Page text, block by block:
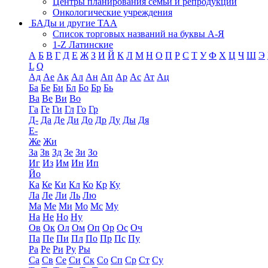
Онкологические учреждения
БАДы и другие ТАА
Список торговых названий на буквы А-Я
1-Z Латинские
А Б В Г Д Е Ж З И Й К Л М Н О П Р С Т У Ф Х Ц Ч Ш Э
L Q
Ад Ае Ак Ал Ан Ап Ар Ас Ат Ац
Ба Бе Би Бл Бо Бр Бь
Ва Ве Ви Во
Га Ге Ги Гл Го Гр
Д- Да Де Ди До Др Ду Ды Дя
Е-
Же Жи
За Зв Зд Зе Зи Зо
Иг Из Им Ин Ип
Йо
Ка Ке Ки Кл Ко Кр Ку
Ла Ле Ли Ль Лю
Ма Ме Ми Мо Мс Му
На Не Но Ну
Ов Ок Ол Ом Оп Ор Ос Оч
Па Пе Пи Пл По Пр Пс Пу
Ра Ре Ри Ру Ры
Са Св Се Си Ск Со Сп Ср Ст Су